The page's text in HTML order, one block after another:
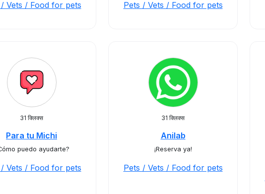
/ Vets / Food for pets Pets / Vets / Food for pets
31 क्लिक्स
Para tu Michi
puedo ayudarte?
/ Vets / Food for pets
31 क्लिक्स
Anilab
¡Reserva ya!
Pets / Vets / Food for pets